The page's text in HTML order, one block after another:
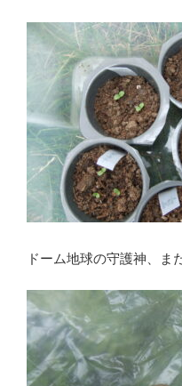
ドーム地球の守護神、ま